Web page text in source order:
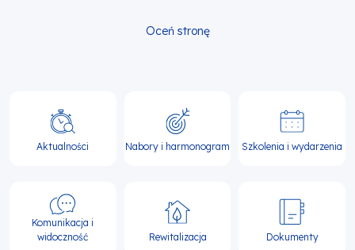
Oceń stronę
Główna
nawigacja
Aktualności Nabory i harmonogram Szkolenia i wydarzenia
Komunikacja i
widoczność
Rewitalizacja Dokumenty